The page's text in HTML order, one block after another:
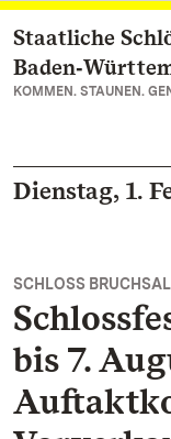
Zum
Staatliche
KOMMEN. STAUNEN.
Dienstag, 1.
SCHLOSS
bis 7.